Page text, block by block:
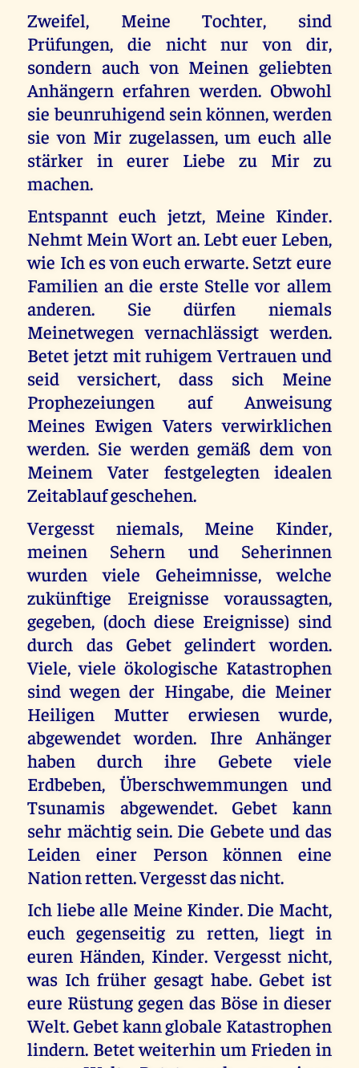
Zweifel, Meine Tochter, sind
Prüfungen, die nicht nur von dir,
sondern auch von Meinen geliebten
Anhängern erfahren werden. Obwohl
sie beunruhigend sein können, werden
sie von Mir zugelassen, um euch alle
stärker in eurer Liebe zu Mir zu
machen.
Entspannt euch jetzt, Meine Kinder.
Nehmt Mein Wort an. Lebt euer Leben,
wie Ich es von euch erwarte. Setzt eure
Familien an die erste Stelle vor allem
anderen. Sie dürfen niemals
Meinetwegen vernachlässigt werden.
Betet jetzt mit ruhigem Vertrauen und
seid versichert, dass sich Meine
Prophezeiungen auf Anweisung
Meines Ewigen Vaters verwirklichen
werden. Sie werden gemäß dem von
Meinem Vater festgelegten idealen
Zeitablauf geschehen.
Vergesst niemals, Meine Kinder,
meinen Sehern und Seherinnen
wurden viele Geheimnisse, welche
zukünftige Ereignisse voraussagten,
gegeben, (doch diese Ereignisse) sind
durch das Gebet gelindert worden.
Viele, viele ökologische Katastrophen
sind wegen der Hingabe, die Meiner
Heiligen Mutter erwiesen wurde,
abgewendet worden. Ihre Anhänger
haben durch ihre Gebete viele
Erdbeben, Überschwemmungen und
Tsunamis abgewendet. Gebet kann
sehr mächtig sein. Die Gebete und das
Leiden einer Person können eine
Nation retten. Vergesst das nicht.
Ich liebe alle Meine Kinder. Die Macht,
euch gegenseitig zu retten, liegt in
euren Händen, Kinder. Vergesst nicht,
was Ich früher gesagt habe. Gebet ist
eure Rüstung gegen das Böse in dieser
Welt. Gebet kann globale Katastrophen
lindern. Betet weiterhin um Frieden in